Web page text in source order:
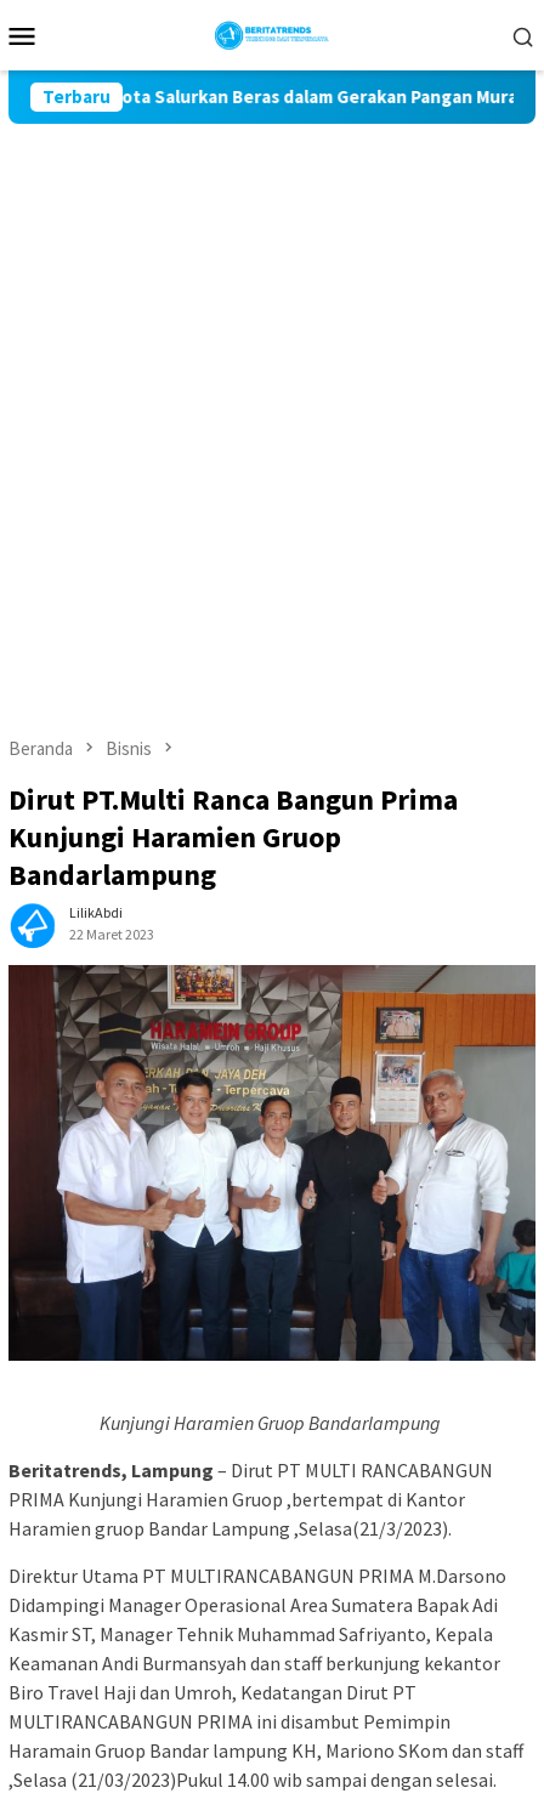
ke
Mobile
Terbaru
Kota Salurkan Beras dalam Gerakan Pangan Murah
Beranda Bisnis
Dirut PT.Multi Ranca Bangun Prima
Kunjungi Haramien Gruop
Bandarlampung
LilikAbdi
22 Maret 2023
Kunjungi Haramien Gruop Bandarlampung
Beritatrends, Lampung – Dirut PT MULTI RANCABANGUN
PRIMA Kunjungi Haramien Gruop ,bertempat di Kantor
Haramien gruop Bandar Lampung ,Selasa(21/3/2023).
Direktur Utama PT MULTIRANCABANGUN PRIMA M.Darsono
Didampingi Manager Operasional Area Sumatera Bapak Adi
Kasmir ST, Manager Tehnik Muhammad Safriyanto, Kepala
Keamanan Andi Burmansyah dan staff berkunjung kekantor
Biro Travel Haji dan Umroh, Kedatangan Dirut PT
MULTIRANCABANGUN PRIMA ini disambut Pemimpin
Haramain Gruop Bandar lampung KH, Mariono SKom dan staff
,Selasa (21/03/2023)Pukul 14.00 wib sampai dengan selesai.